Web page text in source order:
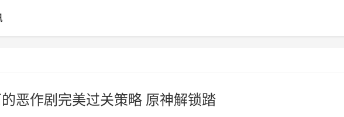
恶作剧完美过关策略 原神解锁踏